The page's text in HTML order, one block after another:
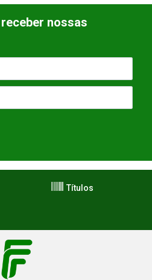
nossas
Títulos